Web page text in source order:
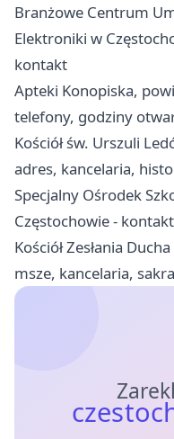
Branżowe Centrum
Elektroniki w
kontakt
Apteki Konopiska,
telefony, godziny
Kościół św. Urszuli
adres, kancelaria,
Specjalny Ośrodek
Częstochowie -
Kościół Zesłania
msze, kancelaria,